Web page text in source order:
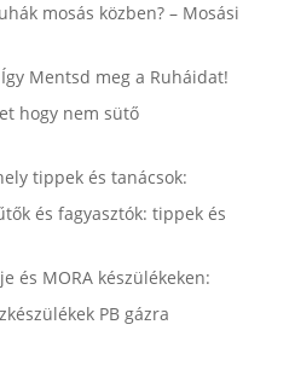
mosás közben? – Mosási
Mentsd meg a Ruháidat!
hogy nem sütő
tippek és tanácsok:
és fagyasztók: tippek és
és MORA készülékeken:
PB gázra